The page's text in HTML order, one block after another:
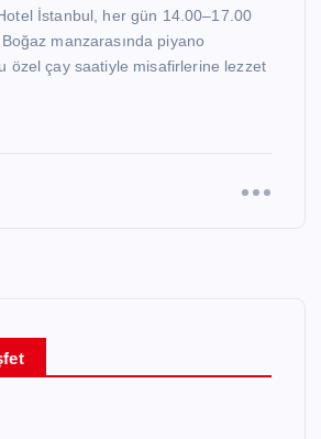
İstanbul, her gün 14.00–17.00
manzarasında piyano
özel çay saatiyle misafirlerine lezzet